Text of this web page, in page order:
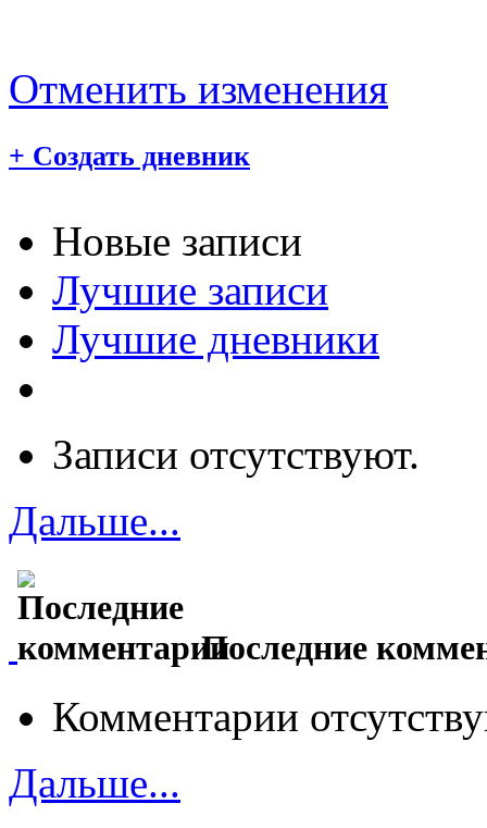
Отменить изменения
+ Создать дневник
Новые записи
Лучшие записи
Лучшие дневники
Записи отсутствуют.
Дальше...
Последние
Комментарии
Дальше...